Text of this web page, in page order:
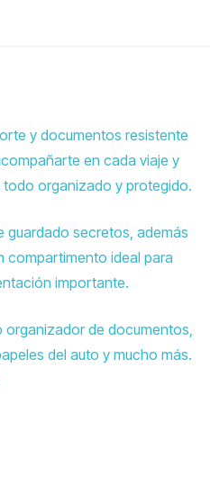
y documentos resistente
en cada viaje y
organizado y protegido.
guardado secretos, además
compartimento ideal para
importante.
organizador de documentos,
del auto y mucho más.